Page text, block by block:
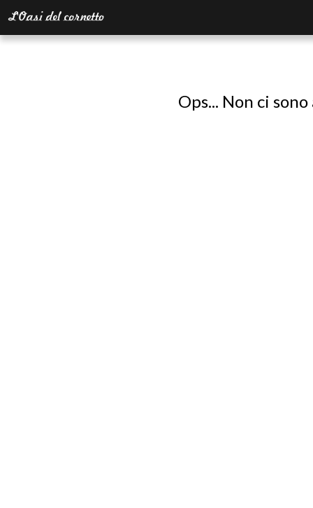
Ops... Non ci